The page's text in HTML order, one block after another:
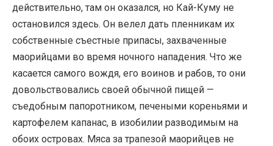
действительно, там он оказался, но Кай-Куму не
остановился здесь. Он велел дать пленникам их
собственные съестные припасы, захваченные
маорийцами во время ночного нападения. Что же
касается самого вождя, его воинов и рабов, то они
довольствовались своей обычной пищей —
съедобным папоротником, печеными кореньями и
картофелем капанас, в изобилии разводимым на
обоих островах. Мяса за трапезой маорийцев не